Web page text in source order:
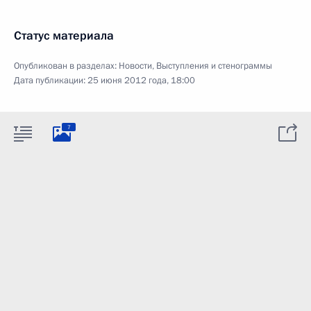
Статус материала
Опубликован в разделах: Новости, Выступления и стенограммы
Дата публикации:25 июня 2012 года, 18:00
7